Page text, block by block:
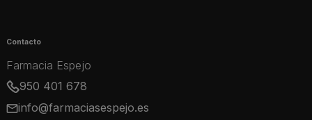
Contacto
Farmacia Espejo
950 401 678
info@farmaciasespejo.es